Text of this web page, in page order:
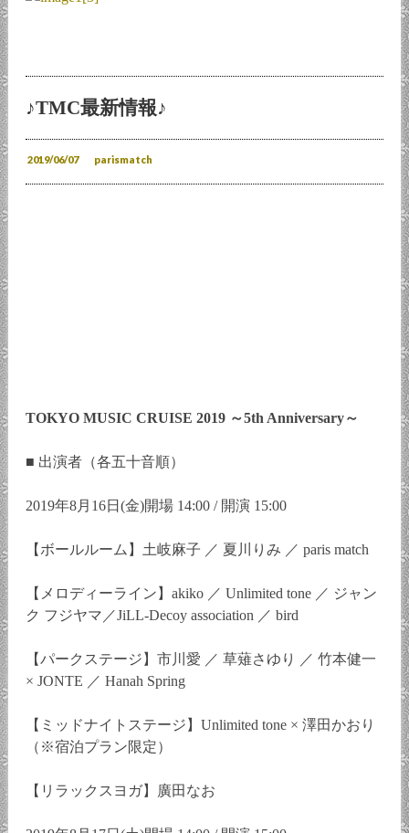
♪TMC最新情報♪
2019/06/07 parismatch
TOKYO MUSIC CRUISE 2019 ～5th Anniversary～
■ 出演者（各五十音順）
2019年8月16日(金)開場 14:00 / 開演 15:00
【ボールルーム】土岐麻子 ／ 夏川りみ ／ paris match
【メロディーライン】akiko ／ Unlimited tone ／ ジャン
ク フジヤマ／JiLL-Decoy association ／ bird
【パークステージ】市川愛 ／ 草薙さゆり ／ 竹本健一
× JONTE ／ Hanah Spring
【ミッドナイトステージ】Unlimited tone × 澤田かおり
（※宿泊プラン限定）
【リラックスヨガ】廣田なお